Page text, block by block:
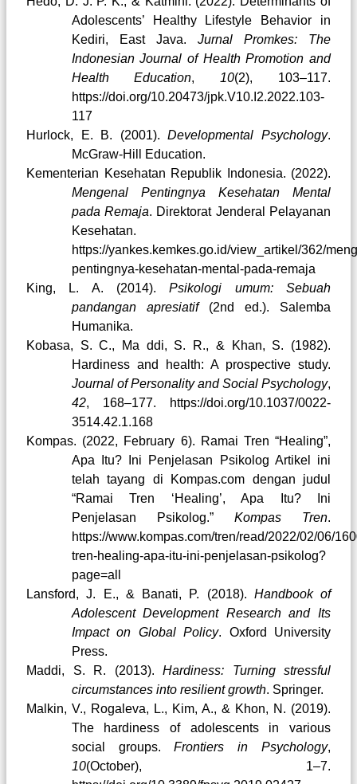
Adolescents’ Healthy Lifestyle Behavior in
Kediri, East Java. Jurnal Promkes: The
Indonesian Journal of Health Promotion and
Health Education,10(2), 103–117.
https://doi.org/10.20473/jpk.V10.I2.2022.103-
117
Hurlock, E. B. (2001).Developmental Psychology.
McGraw-Hill Education.
Kementerian Kesehatan Republik Indonesia. (2022).
Mengenal Pentingnya Kesehatan Mental
pada Remaja. Direktorat Jenderal Pelayanan
Kesehatan.
https://yankes.kemkes.go.id/view_artikel/362/
pentingnya-kesehatan-mental-pada-remaja
King, L. A. (2014).Psikologi umum: Sebuah
pandangan apresiatif(2nd ed.). Salemba
Humanika.
Kobasa, S. C., Ma ddi, S. R., & Khan, S. (1982).
Hardiness and health: A prospective study.
Journal of Personality and Social Psychology,
42, 168–177. https://doi.org/10.1037/0022-
3514.42.1.168
Kompas. (2022, February 6). Ramai Tren “Healing”,
Apa Itu? Ini Penjelasan Psikolog Artikel ini
telah tayang di Kompas.com dengan judul
“Ramai Tren ‘Healing’, Apa Itu? Ini
Penjelasan Psikolog.” Kompas Tren.
https://www.kompas.com/tren/read/2022/02/06/
tren-healing-apa-itu-ini-penjelasan-psikolog?
page=all
Lansford, J. E., & Banati, P. (2018). Handbook of
Adolescent Development Research and Its
Impact on Global Policy. Oxford University
Press.
Maddi, S. R. (2013). Hardiness: Turning stressful
circumstances into resilient growth. Springer.
Malkin, V., Rogaleva, L., Kim, A., & Khon, N. (2019).
The hardiness of adolescents in various
social groups.Frontiers in Psychology,
10(October), 1–7.